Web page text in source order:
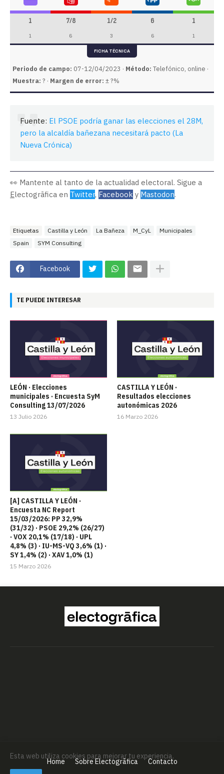
1 7/8 1/2 6 1
1 6 3 6 1
FICHA TÉCNICA
Periodo de campo: 07-12/04/2023 · Método: Telefónico, online ·
Muestra: ? · Margen de error: ± ?%
Fuente: El PSOE podría ganar las elecciones el 28M,
pero la alcaldía bañezana necesitará pacto (La
Nueva Crónica)
👀 Mantente al tanto de la actualidad electoral. Sigue a
Electogrāfica en Twitter, Facebook y Mastodon.
Etiquetas Castilla y León La Bañeza M_CyL
Municipales
Spain
SYM Consulting
Facebook
TE PUEDE INTERESAR
LEÓN · Elecciones
municipales · Encuesta SyM
Consulting 13/07/2026
13 Julio 2026
CASTILLA Y LEÓN ·
Resultados elecciones
autonómicas 2026
16 Marzo 2026
[A] CASTILLA Y LEÓN ·
Encuesta NC Report
15/03/2026: PP 32,9%
(31/32) · PSOE 29,2% (26/27)
· VOX 20,1% (17/18) · UPL
4,8% (3) · IU-MS-VQ 3,6% (1) ·
SY 1,4% (2) · XAV 1,0% (1)
15 Marzo 2026
Home Sobre Electogrāfica Contacto
Esta web utiliza cookies para mejorar tu experiencia.